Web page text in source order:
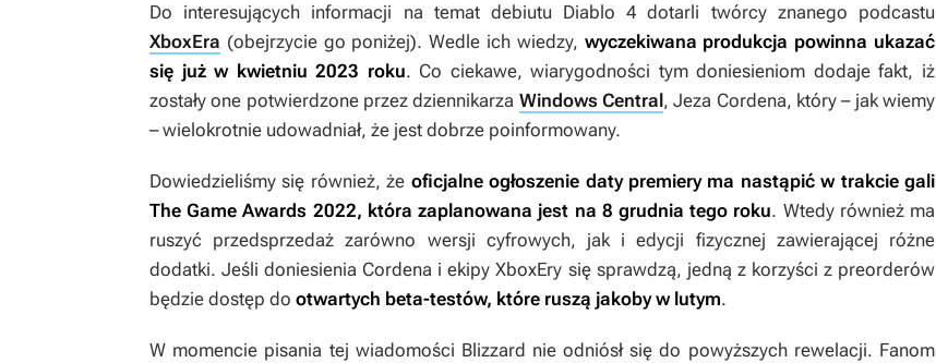
Do interesujących informacji na temat debiutu Diablo 4 dotarli twórcy znanego podcastu
XboxEra (obejrzycie go poniżej). Wedle ich wiedzy, wyczekiwana produkcja powinna ukazać
się już w kwietniu 2023 roku. Co ciekawe, wiarygodności tym doniesieniom dodaje fakt, iż
zostały one potwierdzone przez dziennikarza Windows Central, Jeza Cordena, który – jak wiemy
– wielokrotnie udowadniał, że jest dobrze poinformowany.
Dowiedzieliśmy się również, że oficjalne ogłoszenie daty premiery ma nastąpić w trakcie gali
The Game Awards 2022, która zaplanowana jest na 8 grudnia tego roku. Wtedy również ma
ruszyć przedsprzedaż zarówno wersji cyfrowych, jak i edycji fizycznej zawierającej różne
dodatki. Jeśli doniesienia Cordena i ekipy XboxEry się sprawdzą, jedną z korzyści z preorderów
będzie dostęp do otwartych beta-testów, które ruszą jakoby w lutym.
W momencie pisania tej wiadomości Blizzard nie odniósł się do powyższych rewelacji. Fanom